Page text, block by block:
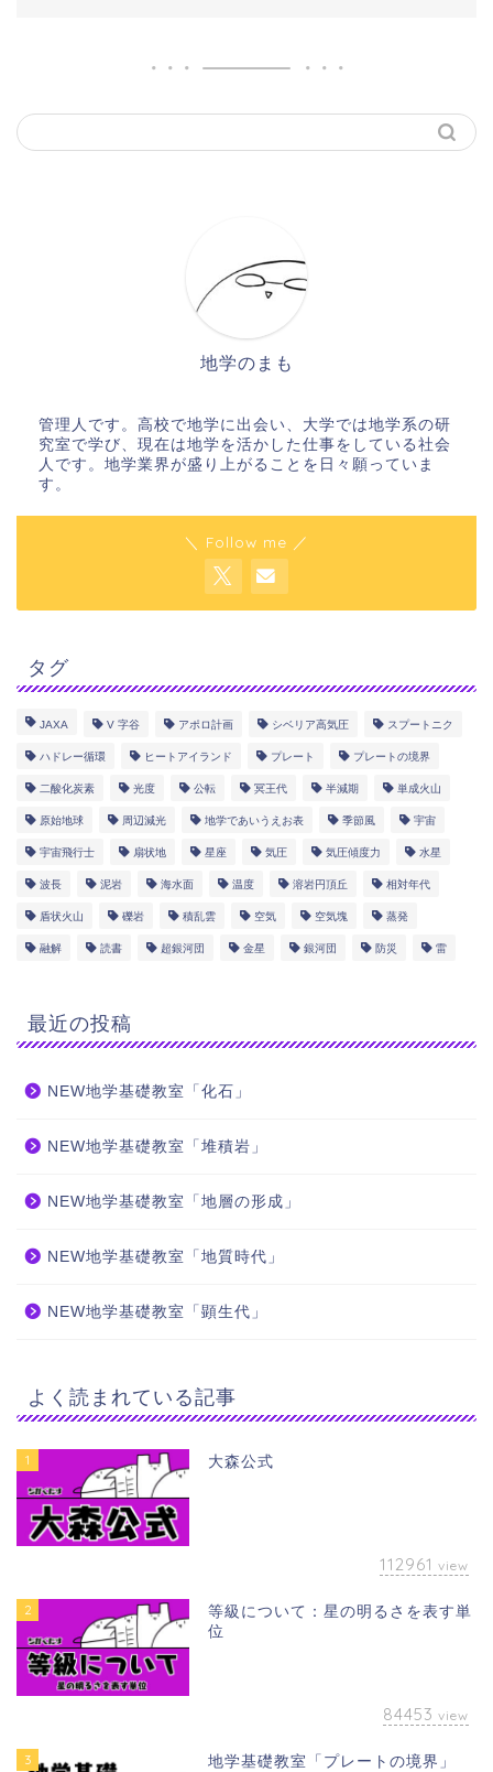
地学のまも
管理人です。高校で地学に出会い、大学では地学系の研
究室で学び、現在は地学を活かした仕事をしている社会
人です。地学業界が盛り上がることを日々願っていま
す。
＼ Follow me ／
タグ
JAXA V 字谷 アポロ計画 シベリア高気圧 スプートニク
ハドレー循環 ヒートアイランド プレート プレートの境界
二酸化炭素 光度 公転 冥王代 半減期 単成火山
原始地球 周辺減光 地学であいうえお表 季節風 宇宙
宇宙飛行士 扇状地 星座 気圧 気圧傾度力 水星
波長 泥岩 海水面 温度 溶岩円頂丘 相対年代
盾状火山 礫岩 積乱雲 空気 空気塊 蒸発
融解 読書 超銀河団 金星 銀河団 防災 雷
最近の投稿
NEW地学基礎教室「化石」
NEW地学基礎教室「堆積岩」
NEW地学基礎教室「地層の形成」
NEW地学基礎教室「地質時代」
NEW地学基礎教室「顕生代」
よく読まれている記事
1 大森公式
112961 view
2
等級について：星の明るさを表す単
位
84453 view
3 地学基礎教室「プレートの境界」